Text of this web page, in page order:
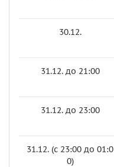
30.12.
31.12. до 21:00
31.12. до 23:00
31.12. (c 23:00 до 01:0
0)